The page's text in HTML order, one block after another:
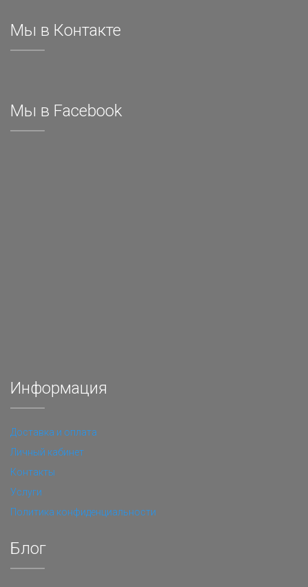
Мы в Контакте
Мы в Facebook
Информация
Доставка и оплата
Личный кабинет
Контакты
Услуги
Политика конфиденциальности
Блог